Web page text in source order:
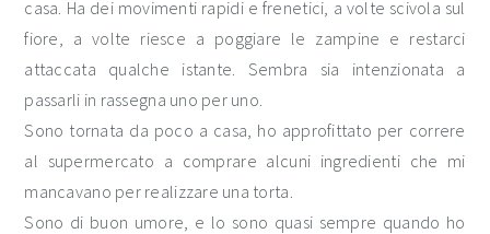
casa. Ha dei movimenti rapidi e frenetici, a volte scivola sul
fiore, a volte riesce a poggiare le zampine e restarci
attaccata qualche istante. Sembra sia intenzionata a
passarli in rassegna uno per uno.
Sono tornata da poco a casa, ho approfittato per correre
al supermercato a comprare alcuni ingredienti che mi
mancavano per realizzare una torta.
Sono di buon umore, e lo sono quasi sempre quando ho